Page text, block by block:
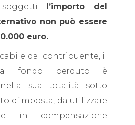
l’importo del
non può essere
euro.
del contribuente, il
a fondo perduto è
nella sua totalità sotto
d’imposta, da utilizzare
in compensazione